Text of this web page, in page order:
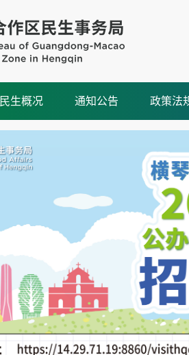
民生概况 通知公告 政策法